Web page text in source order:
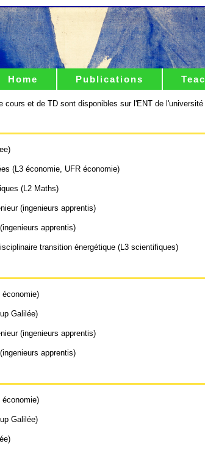
Publications
Home
cours et de TD sont disponibles sur l'ENT de
(L3 économie, UFR économie)
(L2 Maths)
(ingenieurs apprentis)
apprentis)
transition énergétique (L3 scientifiques)
Galilée)
(ingenieurs apprentis)
apprentis)
Galilée)